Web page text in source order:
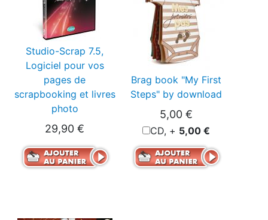
Studio-Scrap 7.5,
Logiciel pour vos
pages de
scrapbooking et livres
photo
29,90 €
Brag book "My First
Steps" by download
5,00 €
CD, + 5,00 €